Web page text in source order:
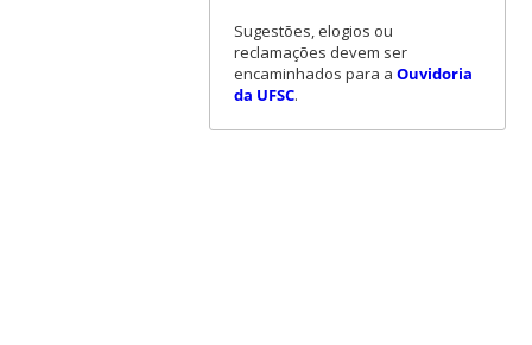
Sugestões, elogios ou
reclamações devem ser
encaminhados para a Ouvidoria
da UFSC.